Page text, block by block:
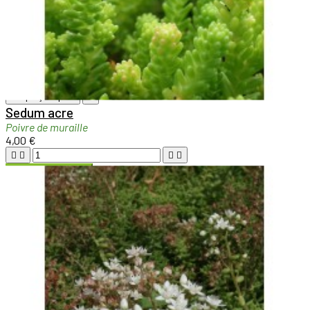
Aperçu rapide 
Sedum acre
Poivre de muraille
4,00 €
   
Ajouter au panier